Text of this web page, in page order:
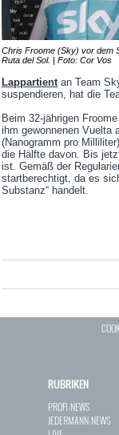
Chris Froome (Sky) vor dem
Ruta del Sol. | Foto: Cor Vos
Lappartientan Team
suspendieren, hat die
Beim 32-jährigen
ihm gewonnenen Vuelta
(Nanogramm pro
die Hälfte davon. Bis
ist. Gemäß der
startberechtigt, da es
Substanz“ handelt.
RUBRIKEN
PROFI-NEWS
JEDERMANN-NEWS